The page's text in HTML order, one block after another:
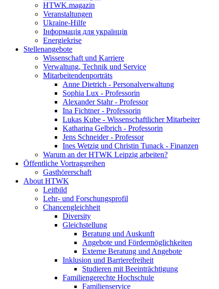
HTWK.magazin
Veranstaltungen
Ukraine-Hilfe
Інформація для українців
Energiekrise
Stellenangebote
Wissenschaft und Karriere
Verwaltung, Technik und Service
Mitarbeitendenporträts
Anne Dietrich - Personalverwaltung
Sophia Lux - Professorin
Alexander Stahr - Professor
Ina Fichtner - Professorin
Lukas Kube - Wissenschaftlicher Mitarbeiter
Katharina Gelbrich - Professorin
Jens Schneider - Professor
Ines Wetzig und Christin Tunack - Finanzen
Warum an der HTWK Leipzig arbeiten?
Öffentliche Vortragsreihen
Gasthörerschaft
About HTWK
Leitbild
Lehr- und Forschungsprofil
Chancengleichheit
Diversity
Gleichstellung
Beratung und Auskunft
Angebote und Fördermöglichkeiten
Externe Beratung und Angebote
Inklusion und Barrierefreiheit
Studieren mit Beeinträchtigung
Familiengerechte Hochschule
Familienservice